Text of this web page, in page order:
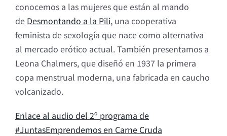
conocemos a las mujeres que están al mando
de Desmontando a la Pili, una cooperativa
feminista de sexología que nace como alternativa
al mercado erótico actual. También presentamos a
Leona Chalmers, que diseñó en 1937 la primera
copa menstrual moderna, una fabricada en caucho
volcanizado.
Enlace al audio del 2º programa de
#JuntasEmprendemos en Carne Cruda